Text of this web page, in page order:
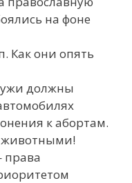
на фоне
Как они опять
должны
к абортам.
животными!